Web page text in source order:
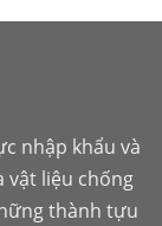
nhập khẩu và
vật liệu chống
thành tựu